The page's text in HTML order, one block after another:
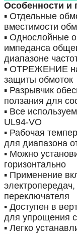
Особенности и
▪ Отдельные
вместимости
▪ Однослойные
импеданса
диапазоне
▪ ОТРЕЖЕНИЕ
защиты обмоток
▪ Разрывчик
ползания для
▪ Все
UL94-VO
▪ Рабочая
для диапазона
▪ Можно
горизонтально
▪ Применение
переключателя
▪ Доступен в
для упрощения
▪ Легко